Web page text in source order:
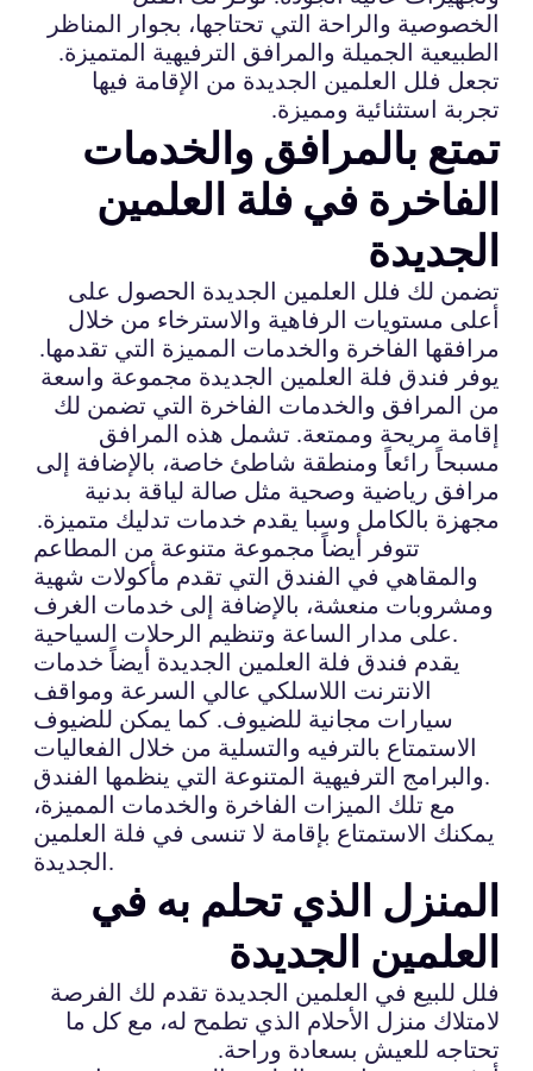
الخصوصية والراحة التي تحتاجها، بجوار المناظر
الطبيعية الجميلة والمرافق الترفيهية المتميزة.
تجعل فلل العلمين الجديدة من الإقامة فيها
تجربة استثنائية ومميزة.
تمتع بالمرافق والخدمات
الفاخرة في فلة العلمين
الجديدة
تضمن لك فلل العلمين الجديدة الحصول على
أعلى مستويات الرفاهية والاسترخاء من خلال
مرافقها الفاخرة والخدمات المميزة التي تقدمها.
يوفر فندق فلة العلمين الجديدة مجموعة واسعة
من المرافق والخدمات الفاخرة التي تضمن لك
إقامة مريحة وممتعة. تشمل هذه المرافق
مسبحاً رائعاً ومنطقة شاطئ خاصة، بالإضافة إلى
مرافق رياضية وصحية مثل صالة لياقة بدنية
مجهزة بالكامل وسبا يقدم خدمات تدليك متميزة.
تتوفر أيضاً مجموعة متنوعة من المطاعم
والمقاهي في الفندق التي تقدم مأكولات شهية
ومشروبات منعشة، بالإضافة إلى خدمات الغرف
على مدار الساعة وتنظيم الرحلات السياحية.
يقدم فندق فلة العلمين الجديدة أيضاً خدمات
الانترنت اللاسلكي عالي السرعة ومواقف
سيارات مجانية للضيوف. كما يمكن للضيوف
الاستمتاع بالترفيه والتسلية من خلال الفعاليات
والبرامج الترفيهية المتنوعة التي ينظمها الفندق.
مع تلك الميزات الفاخرة والخدمات المميزة،
يمكنك الاستمتاع بإقامة لا تنسى في فلة العلمين
الجديدة.
المنزل الذي تحلم به في
العلمين الجديدة
فلل للبيع في العلمين الجديدة تقدم لك الفرصة
لامتلاك منزل الأحلام الذي تطمح له، مع كل ما
تحتاجه للعيش بسعادة وراحة.